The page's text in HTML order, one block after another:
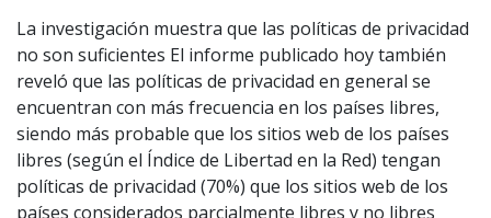
La investigación muestra que las políticas de privacidad
no son suficientes El informe publicado hoy también
reveló que las políticas de privacidad en general se
encuentran con más frecuencia en los países libres,
siendo más probable que los sitios web de los países
libres (según el Índice de Libertad en la Red) tengan
políticas de privacidad (70%) que los sitios web de los
países considerados parcialmente libres y no libres